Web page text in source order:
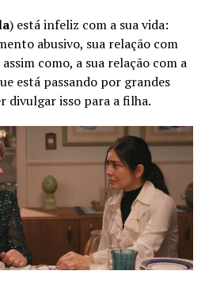
) está infeliz com a sua vida:
abusivo, sua relação com
como, a sua relação com a
está passando por grandes
divulgar isso para a filha.